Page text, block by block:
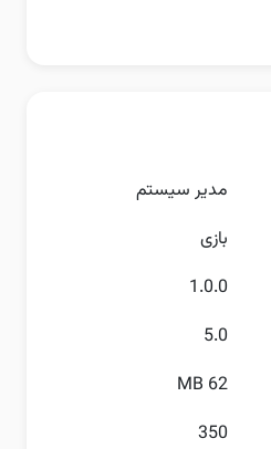
مدیر سیستم
بازی
1.0.0
5.0
62 MB
350